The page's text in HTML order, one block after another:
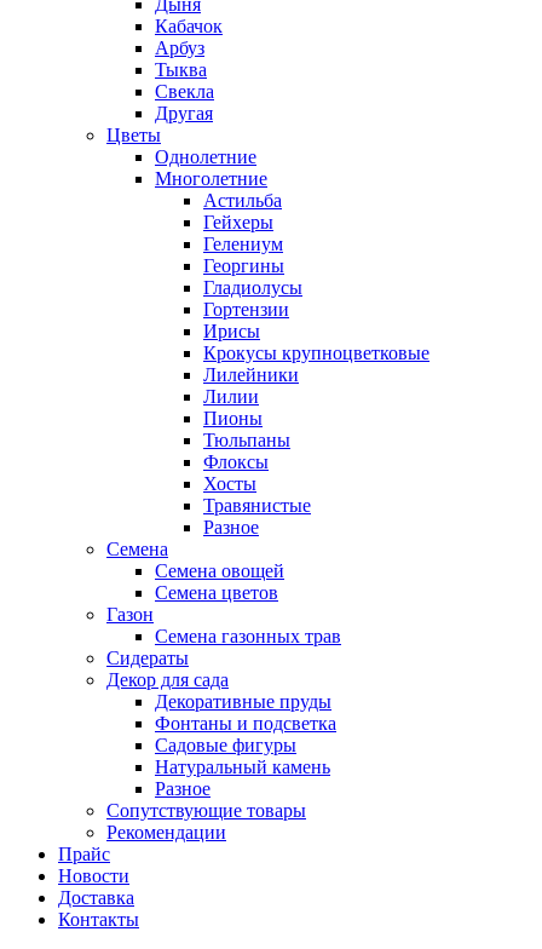
Дыня
Кабачок
Арбуз
Тыква
Свекла
Другая
Цветы
Однолетние
Многолетние
Астильба
Гейхеры
Гелениум
Георгины
Гладиолусы
Гортензии
Ирисы
Крокусы крупноцветковые
Лилейники
Лилии
Пионы
Тюльпаны
Флоксы
Хосты
Травянистые
Разное
Семена
Семена овощей
Семена цветов
Газон
Семена газонных трав
Сидераты
Декор для сада
Декоративные пруды
Фонтаны и подсветка
Садовые фигуры
Натуральный камень
Разное
Сопутствующие товары
Рекомендации
Прайс
Новости
Доставка
Контакты